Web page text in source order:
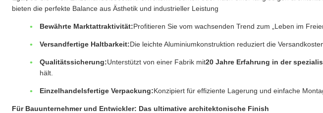
bieten die perfekte Balance aus Ästhetik und industrieller Leistung
Bewährte Marktattraktivität:Profitieren Sie vom wachsenden Trend zum „Leben im
Versandfertige Haltbarkeit:Die leichte Aluminiumkonstruktion reduziert die
Qualitätssicherung:Unterstützt von einer Fabrik mit20 Jahre Erfahrung in der
hält.
Einzelhandelsfertige Verpackung:Konzipiert für effiziente Lagerung und einfache
Für Bauunternehmer und Entwickler: Das ultimative architektonische Finish